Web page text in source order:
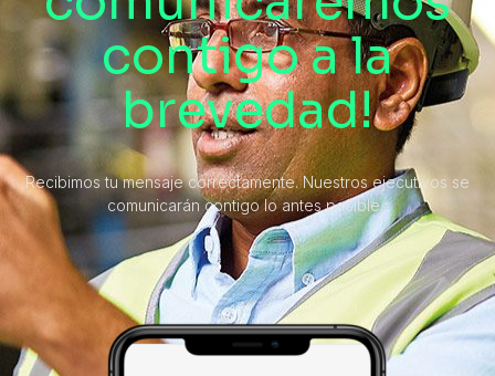
contigo a la
brevedad!
Recibimos tu mensaje correctamente. Nuestros ejecutivos se
comunicarán contigo lo antes posible.